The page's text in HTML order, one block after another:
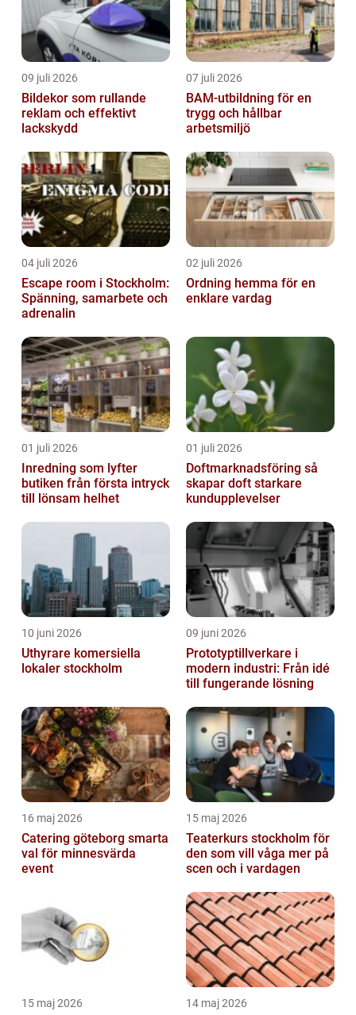
09 juli 2026
Bildekor som rullande
reklam och effektivt
lackskydd
07 juli 2026
BAM-utbildning för en
trygg och hållbar
arbetsmiljö
04 juli 2026
Escape room i Stockholm:
Spänning, samarbete och
adrenalin
02 juli 2026
Ordning hemma för en
enklare vardag
01 juli 2026
Inredning som lyfter
butiken från första intryck
till lönsam helhet
01 juli 2026
Doftmarknadsföring så
skapar doft starkare
kundupplevelser
10 juni 2026
Uthyrare komersiella
lokaler stockholm
09 juni 2026
Prototyptillverkare i
modern industri: Från idé
till fungerande lösning
16 maj 2026
Catering göteborg smarta
val för minnesvärda
event
15 maj 2026
Teaterkurs stockholm för
den som vill våga mer på
scen och i vardagen
15 maj 2026 14 maj 2026